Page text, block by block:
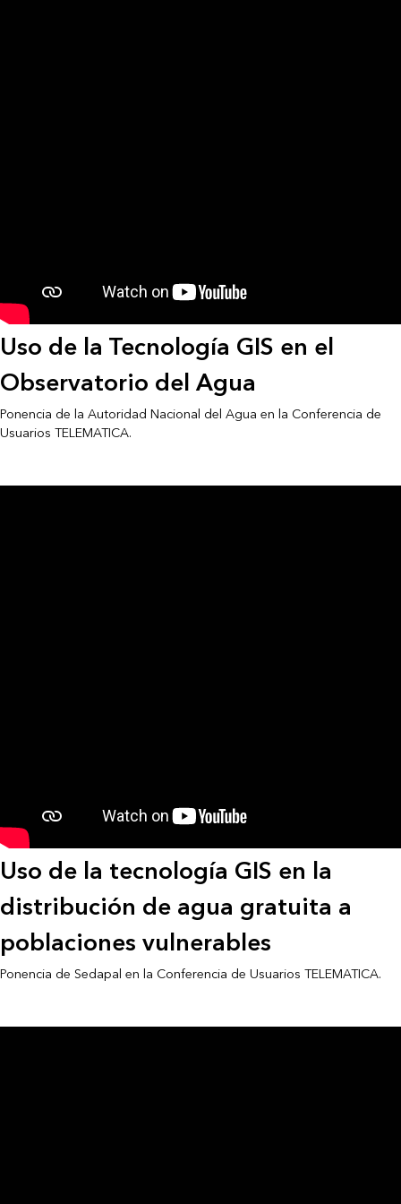
Uso de la Tecnología GIS en el
Observatorio del Agua
Ponencia de la Autoridad Nacional del Agua en la Conferencia de
Usuarios TELEMATICA.
Uso de la tecnología GIS en la
distribución de agua gratuita a
poblaciones vulnerables
Ponencia de Sedapal en la Conferencia de Usuarios TELEMATICA.